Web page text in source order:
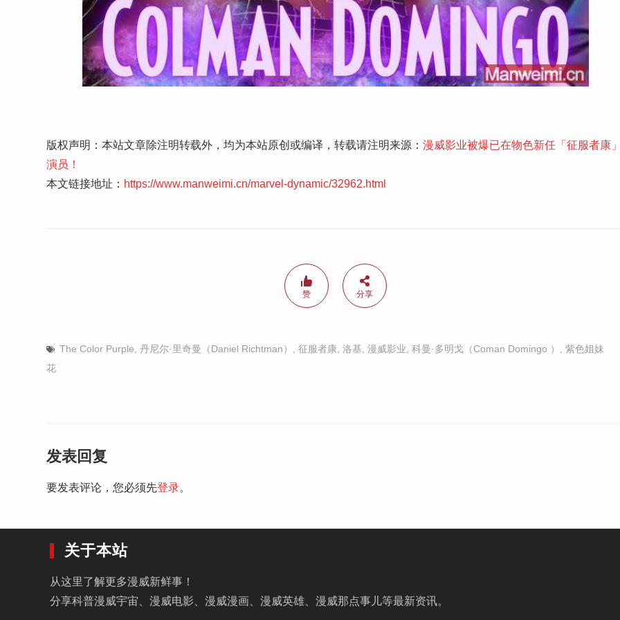
版权声明：本站文章除注明转载外，均为本站原创或编译，转载请注明来源： 漫威影业被爆已在物色新任「征服者康
演员！
本文链接地址： https://www.manweimi.cn/marvel-dynamic/32962.html
赞 分享
The Color Purple 丹尼尔·里奇曼（Daniel Richtman） 征服者康 洛基 漫威影业 科曼·多明戈（Coman Domingo ）
紫色姐妹
花
发表回复
要发表评论，您必须先登录。
关于本站
从这里了解更多漫威新鲜事！
分享科普漫威宇宙、漫威电影、漫威漫画、漫威英雄、漫威那点事儿等最新资讯。